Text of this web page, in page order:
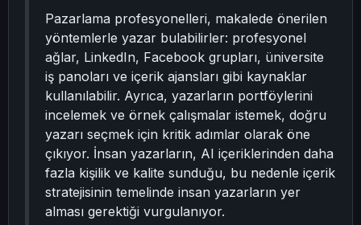
Pazarlama profesyonelleri, makalede önerilen
yöntemlerle yazar bulabilirler: profesyonel
ağlar, LinkedIn, Facebook grupları, üniversite
iş panoları ve içerik ajansları gibi kaynaklar
kullanılabilir. Ayrıca, yazarların portföylerini
incelemek ve örnek çalışmalar istemek, doğru
yazarı seçmek için kritik adımlar olarak öne
çıkıyor. İnsan yazarların, AI içeriklerinden daha
fazla kişilik ve kalite sunduğu, bu nedenle içerik
stratejisinin temelinde insan yazarların yer
alması gerektiği vurgulanıyor.